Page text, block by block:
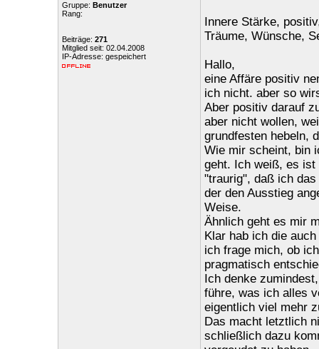
Gruppe: Benutzer
Rang:
Beiträge: 271
Mitglied seit: 02.04.2008
IP-Adresse: gespeichert
Innere Stärke,
Träume, Wünsche,
Hallo,
eine Affäre positiv
ich nicht. aber so
Aber positiv darauf
aber nicht wollen,
grundfesten hebeln,
Wie mir scheint, bin
geht. Ich weiß, es
"traurig", daß ich
der den Ausstieg
Weise.
Ähnlich geht es mir
Klar hab ich die
ich frage mich, ob
pragmatisch
Ich denke
führe, was ich alles
eigentlich viel mehr
Das macht letztlich
schließlich dazu